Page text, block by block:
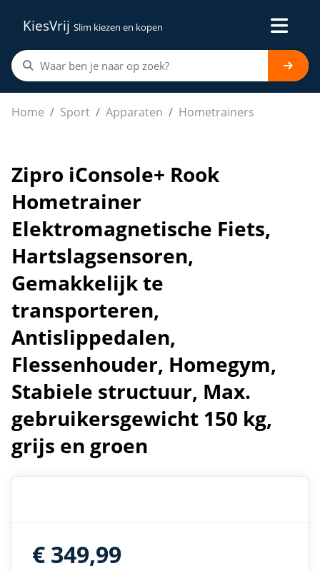
KiesVrij Slim kiezen en kopen
Home Sport Apparaten Hometrainers
Zipro iConsole+ Rook Hometrainer
Zipro iConsole+ Rook
Hometrainer
Elektromagnetische Fiets,
Hartslagsensoren,
Gemakkelijk te
transporteren,
Antislippedalen,
Flessenhouder, Homegym,
Stabiele structuur, Max.
gebruikersgewicht 150 kg,
grijs en groen
€ 349,99